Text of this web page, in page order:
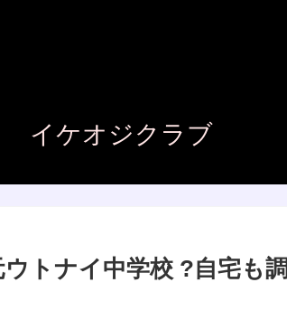
イケオジクラブ
ウトナイ中学校 ?自宅も調